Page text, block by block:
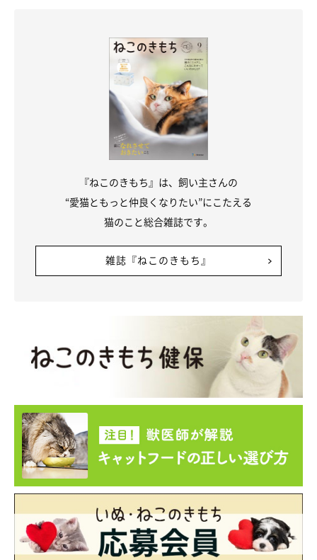
『ねこのきもち』は、飼い主さんの
“愛猫ともっと仲良くなりたい”にこたえる
猫のこと総合雑誌です。
雑誌『ねこのきもち』